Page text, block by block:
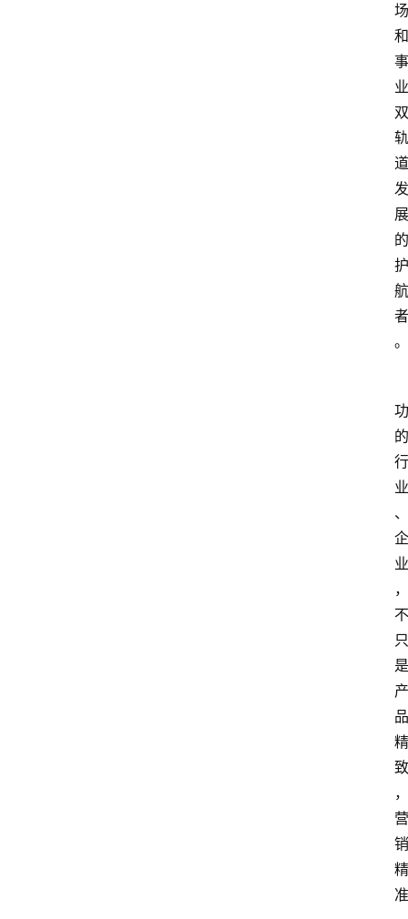
场
和
事
业
双
轨
道
发
展
的
护
航
者
。
功
的
行
业
、
企
业
，
不
只
是
产
品
精
致
，
营
销
精
准